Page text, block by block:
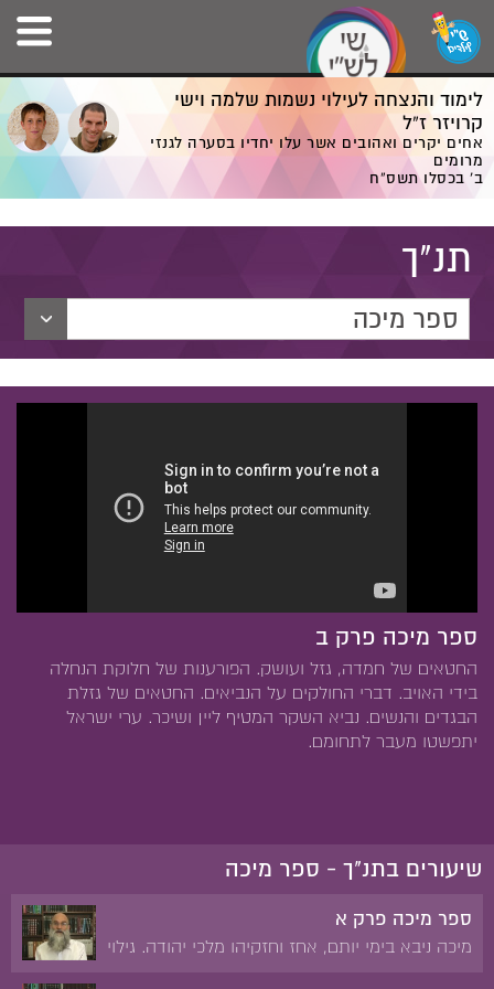
לימוד והנצחה לעילוי נשמות שלמה וישי
קרויזר ז”ל
אחים יקרים ואהובים אשר עלו יחדיו בסערה לגנזי
מרומים
ב' בכסלו תשס”ח
תנ"ך
ספר מיכה
ספר מיכה פרק ב
החטאים של חמדה, גזל ועושק. הפורענות של חלוקת הנחלה
בידי האויב. דברי החולקים על הנביאים. החטאים של גזלת
הבגדים והנשים. נביא השקר המטיף ליין ושיכר. ערי ישראל
יתפשטו מעבר לתחומם.
שיעורים בתנ"ך - ספר מיכה
ספר מיכה פרק א
מיכה ניבא בימי יותם, אחז וחזקיהו מלכי יהודה. גילוי